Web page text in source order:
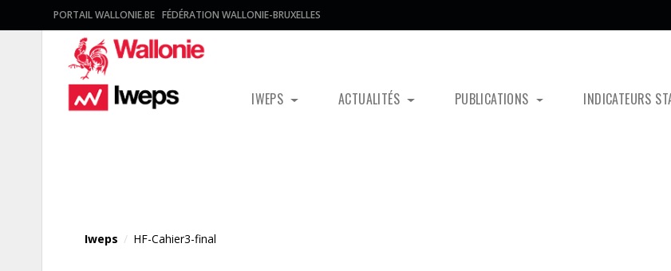
PORTAIL WALLONIE.BE FÉDÉRATION WALLONIE-BRUXELLES
IWEPS ACTUALITÉS PUBLICATIONS INDICATEURS
Iweps / HF-Cahier3-final